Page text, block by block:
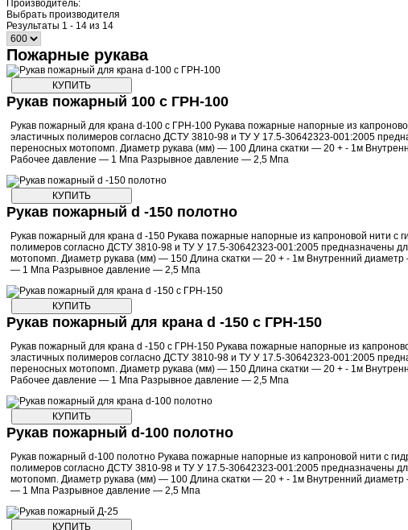
Производитель:
Выбрать производителя
Результаты 1 - 14 из 14
Пожарные рукава
Рукав пожарный 100 с ГРН-100
Рукав пожарный для крана d-100 с ГРН-100 Рукава пожарные напорные из
эластичных полимеров согласно ДСТУ 3810-98 и ТУ У 17.5-30642323-001:2005
переносных мотопомп. Диаметр рукава (мм) — 100 Длина скатки — 20 + - 1м
Рабочее давление — 1 Мпа Разрывное давление — 2,5 Мпа
Рукав пожарный d -150 полотно
Рукав пожарный для крана d -150 Рукава пожарные напорные из капроновой нити с
полимеров согласно ДСТУ 3810-98 и ТУ У 17.5-30642323-001:2005 предназначены
мотопомп. Диаметр рукава (мм) — 150 Длина скатки — 20 + - 1м Внутренний
— 1 Мпа Разрывное давление — 2,5 Мпа
Рукав пожарный для крана d -150 с ГРН-150
Рукав пожарный для крана d -150 с ГРН-150 Рукава пожарные напорные из
эластичных полимеров согласно ДСТУ 3810-98 и ТУ У 17.5-30642323-001:2005
переносных мотопомп. Диаметр рукава (мм) — 150 Длина скатки — 20 + - 1м
Рабочее давление — 1 Мпа Разрывное давление — 2,5 Мпа
Рукав пожарный d-100 полотно
Рукав пожарный d-100 полотно Рукава пожарные напорные из капроновой нити с
полимеров согласно ДСТУ 3810-98 и ТУ У 17.5-30642323-001:2005 предназначены
мотопомп. Диаметр рукава (мм) — 100 Длина скатки — 20 + - 1м Внутренний
— 1 Мпа Разрывное давление — 2,5 Мпа